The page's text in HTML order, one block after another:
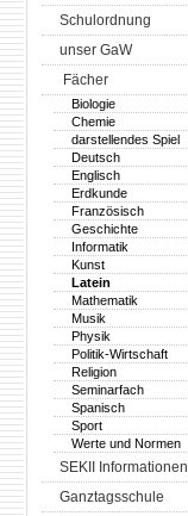
Schulordnung
unser GaW
Fächer
Biologie
Chemie
darstellendes Spiel
Deutsch
Englisch
Erdkunde
Französisch
Geschichte
Informatik
Kunst
Latein
Mathematik
Musik
Physik
Politik-Wirtschaft
Religion
Seminarfach
Spanisch
Sport
Werte und Normen
SEKII Informationen
Ganztagsschule